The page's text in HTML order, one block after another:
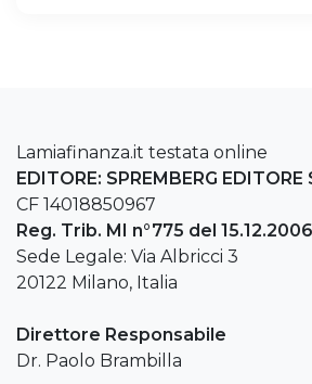
Lamiafinanza.it testata online
EDITORE: SPREMBERG EDITORE
CF 14018850967
Reg. Trib. MI n°775 del 15.12.2006
Sede Legale: Via Albricci 3
20122 Milano, Italia
Direttore Responsabile
Dr. Paolo Brambilla